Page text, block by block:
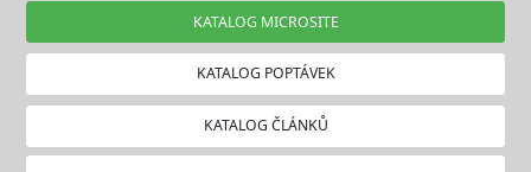
KATALOG MICROSITE
KATALOG POPTÁVEK
KATALOG ČLÁNKŮ